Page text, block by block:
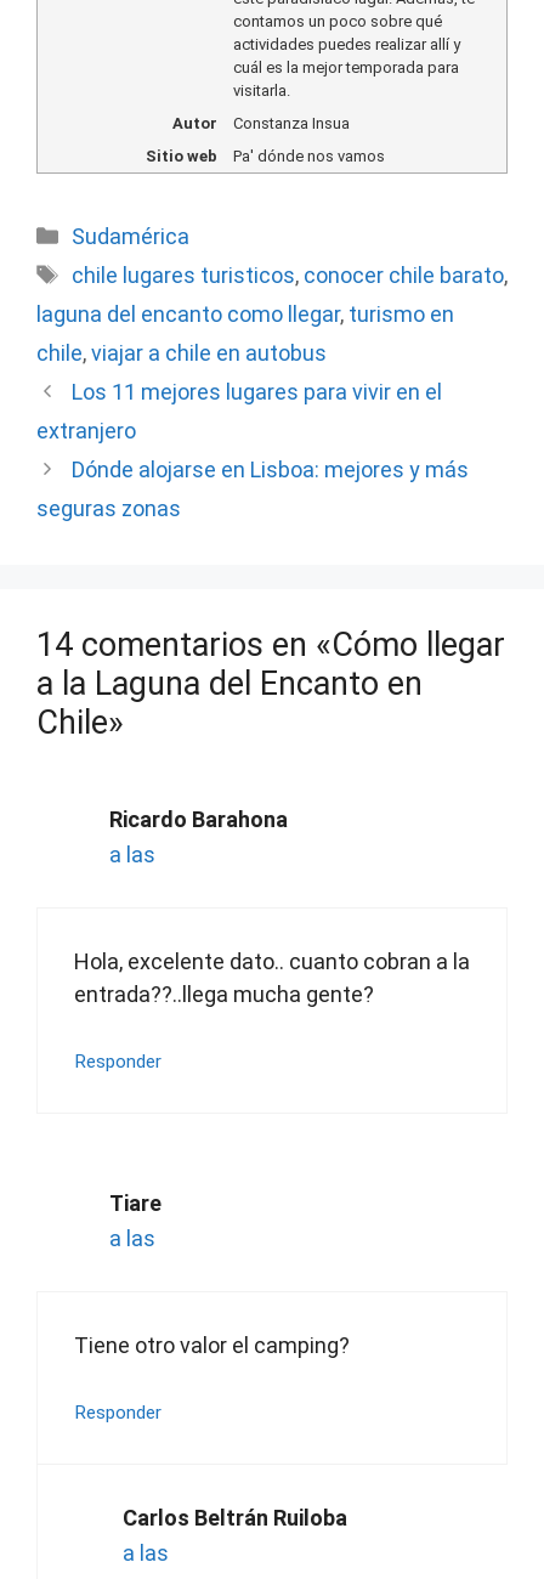
contamos un poco sobre qué
actividades puedes realizar allí y
cuál es la mejor temporada para
visitarla.
Autor
Constanza Insua
Sitio web
Pa' dónde nos vamos
Categorías
Sudamérica
Etiquetas
chile lugares turisticos, conocer chile barato,
laguna del encanto como llegar, turismo en
chile,viajar a chile en autobus
Los 11 mejores lugares para vivir en el
extranjero
Dónde alojarse en Lisboa: mejores y más
seguras zonas
14 comentarios en «Cómo llegar
a la Laguna del Encanto en
Chile»
Ricardo Barahona
a las
Hola, excelente dato.. cuanto cobran a la
entrada??..llega mucha gente?
Responder
Tiare
a las
Tiene otro valor el camping?
Responder
Carlos Beltrán Ruiloba
a las